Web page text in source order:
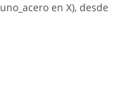
en X), desde